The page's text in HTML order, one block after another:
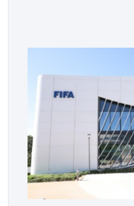
مع الفائز من المباراة